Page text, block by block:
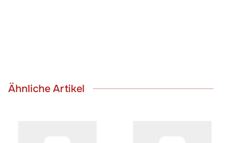
Ähnliche Artikel